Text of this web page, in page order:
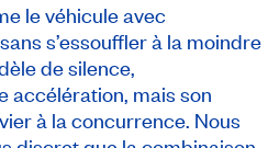
le véhicule avec
s’essouffler à la moindre
de silence,
accélération, mais son
à la concurrence. Nous